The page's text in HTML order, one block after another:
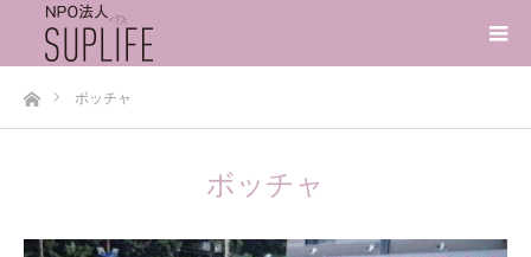
ホームボッチャ
ボッチャ